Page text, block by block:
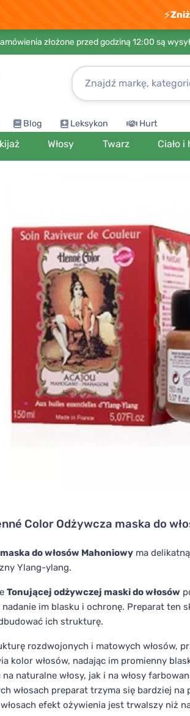
⚡
złożone przed godziną 12:00 są
Blog Leksykon Hurt
Włosy Twarz Ciało
Color Odżywcza maska do
do włosów Mahoniowy ma
Ylang-ylang.
Tonującej odżywczej maski do włosów
im blasku i ochronę. Preparat ten
ich strukturę.
rozdwojonych i matowych włosów,
kolor włosów, nadając im promienny
naturalne włosy, jak i na włosy
włosach preparat trzyma się bardziej
efekt ożywienia jest trwalszy niż